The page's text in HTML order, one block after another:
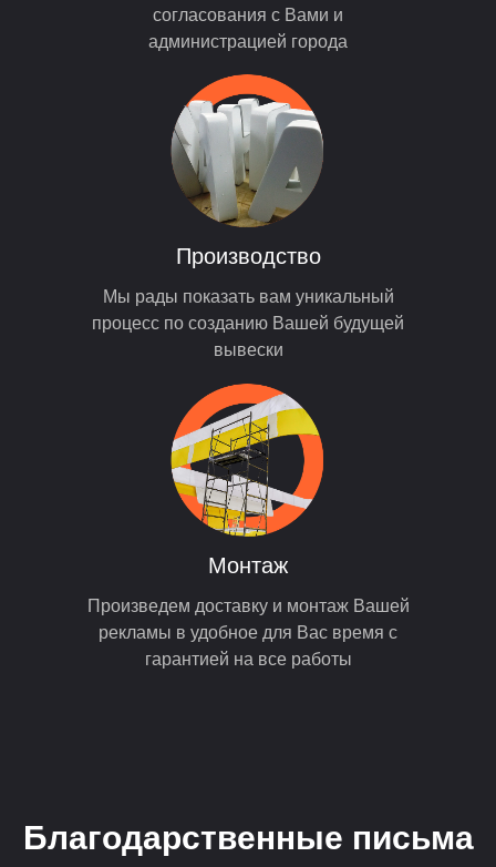
согласования с Вами и
администрацией города
Мы рады показать вам уникальный
процесс по созданию Вашей будущей
вывески
Производство
Произведем доставку и монтаж Вашей
рекламы в удобное для Вас время с
гарантией на все работы
Монтаж
Благодарственные письма